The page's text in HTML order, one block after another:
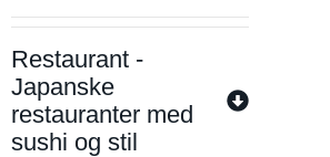
Restaurant -
Japanske
restauranter med
sushi og stil